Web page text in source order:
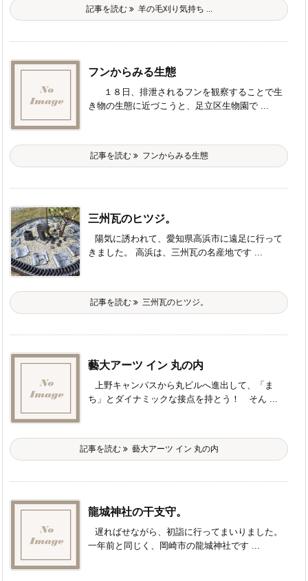
記事を読む 羊の毛刈り気持ち ...
フンからみる生態
１８日、排泄されるフンを観察することで生
き物の生態に近づこうと、足立区生物園で ...
記事を読む フンからみる生態
三州瓦のヒツジ。
陽気に誘われて、愛知県高浜市に遠足に行って
きました。 高浜は、三州瓦の名産地です ...
記事を読む 三州瓦のヒツジ。
藝大アーツ イン 丸の内
上野キャンパスから丸ビルへ進出して、「ま
ち」とダイナミックな接点を持とう！ そん ...
記事を読む 藝大アーツ イン 丸の内
龍城神社の干支守。
遅ればせながら、初詣に行ってまいりました。
一年前と同じく、岡崎市の龍城神社です ...